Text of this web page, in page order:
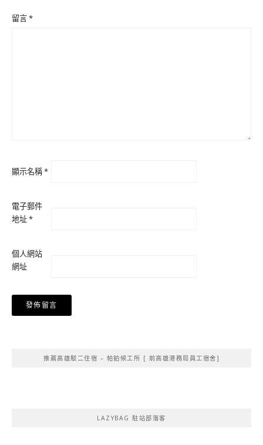
留言*
顯示名稱*
電子郵件
地址*
個人網站
網址
推薦高雄駁二住宿 – 帕鉑候工所 [ 前高雄港務局員工宿舍]
LAZYBAG 駐站部落客